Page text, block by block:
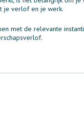
je verlof en je werk.
met de relevante